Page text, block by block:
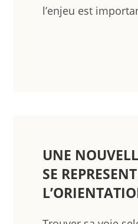
l’enjeu est
UNE
SE